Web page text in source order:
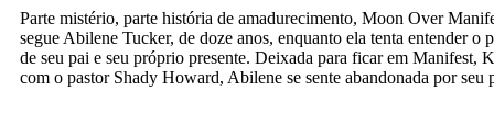
Parte mistério, parte história de amadurecimento, Moon Over
segue Abilene Tucker, de doze anos, enquanto ela tenta entender o
de seu pai e seu próprio presente. Deixada para ficar em Manifest,
com o pastor Shady Howard, Abilene se sente abandonada por seu